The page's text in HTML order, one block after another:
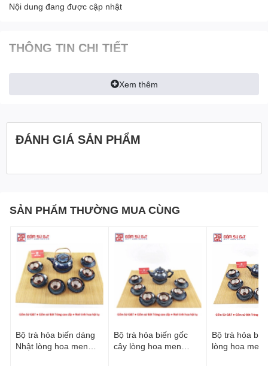
Nội dung đang được cập nhật
THÔNG TIN CHI TIẾT
Xem thêm
ĐÁNH GIÁ SẢN PHẨM
SẢN PHẨM THƯỜNG MUA CÙNG
Bộ trà hỏa biến dáng
Nhật lòng hoa men
Bộ trà hỏa biến gốc
cây lòng hoa men
Bộ trà hỏa
lòng hoa men